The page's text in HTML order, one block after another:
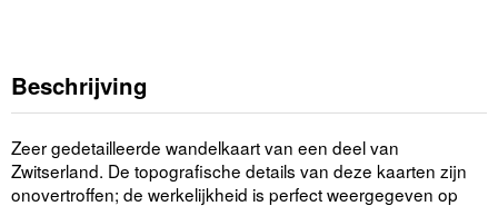
Beschrijving
Zeer gedetailleerde wandelkaart van een deel van
Zwitserland. De topografische details van deze kaarten zijn
onovertroffen; de werkelijkheid is perfect weergegeven op